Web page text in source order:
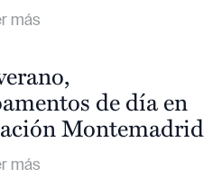
de día en
Montemadrid